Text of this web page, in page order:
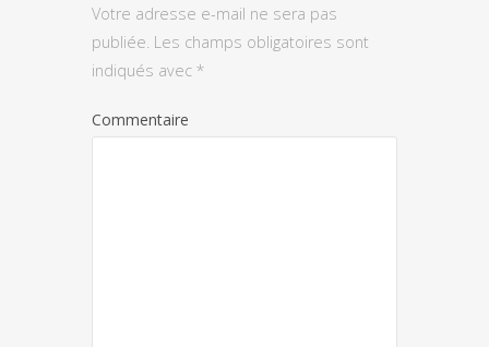
Votre adresse e-mail ne sera pas
publiée. Les champs obligatoires sont
indiqués avec *
Commentaire